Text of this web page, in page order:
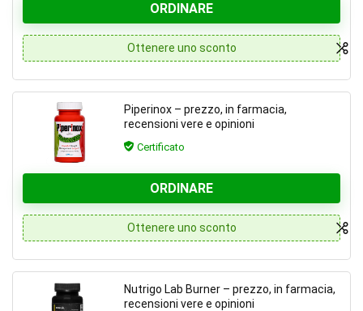
ORDINARE
Ottenere uno sconto
Piperinox – prezzo, in farmacia,
recensioni vere e opinioni
Certificato
ORDINARE
Ottenere uno sconto
Nutrigo Lab Burner – prezzo, in farmacia,
recensioni vere e opinioni